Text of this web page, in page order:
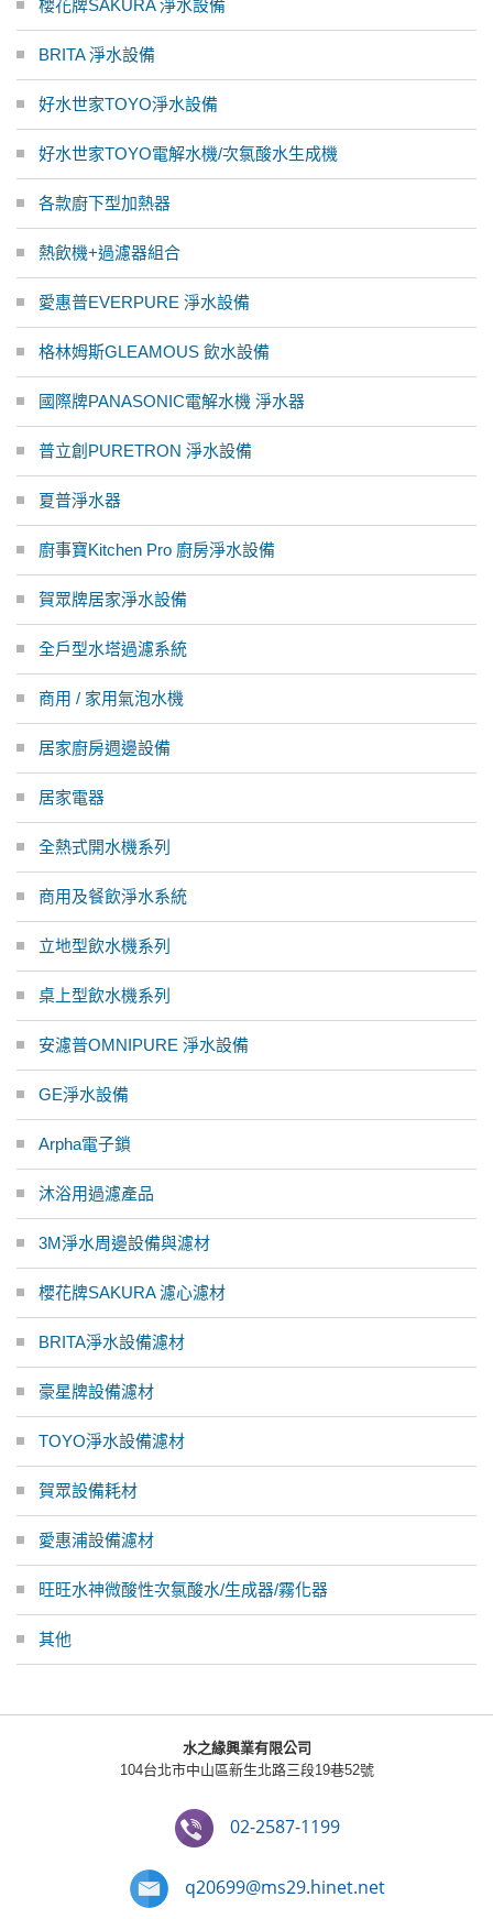
櫻花牌SAKURA 淨水設備
BRITA 淨水設備
好水世家TOYO淨水設備
好水世家TOYO電解水機/次氯酸水生成機
各款廚下型加熱器
熱飲機+過濾器組合
愛惠普EVERPURE 淨水設備
格林姆斯GLEAMOUS 飲水設備
國際牌PANASONIC電解水機 淨水器
普立創PURETRON 淨水設備
夏普淨水器
廚事寶Kitchen Pro 廚房淨水設備
賀眾牌居家淨水設備
全戶型水塔過濾系統
商用 / 家用氣泡水機
居家廚房週邊設備
居家電器
全熱式開水機系列
商用及餐飲淨水系統
立地型飲水機系列
桌上型飲水機系列
安濾普OMNIPURE 淨水設備
GE淨水設備
Arpha電子鎖
沐浴用過濾產品
3M淨水周邊設備與濾材
櫻花牌SAKURA 濾心濾材
BRITA淨水設備濾材
豪星牌設備濾材
TOYO淨水設備濾材
賀眾設備耗材
愛惠浦設備濾材
旺旺水神微酸性次氯酸水/生成器/霧化器
其他
水之緣興業有限公司
104台北市中山區新生北路三段19巷52號
02-2587-1199
q20699@ms29.hinet.net